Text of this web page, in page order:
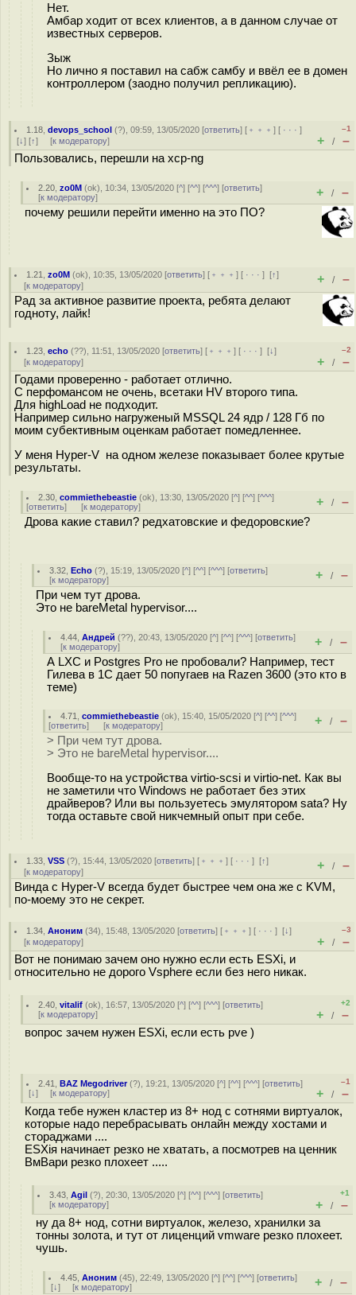
Нет.
Амбар ходит от всех клиентов, а в данном случае от
известных серверов.
Зыж
Но лично я поставил на сабж самбу и ввёл ее в домен
контроллером (заодно получил репликацию).
1.18 ,devops_school (?), 09:59, 13/05/2020 [ответить] [ ﹢﹢﹢] [ · · ·]
[↓] [↑] [к модератору]
–1
+ / –
Пользовались, перешли на xcp-ng
2.20 ,zo0M (ok), 10:34, 13/05/2020 [^] [^^] [^^^] [ответить]
[к модератору] + / –
почему решили перейти именно на это ПО?
1.21 ,zo0M (ok), 10:35, 13/05/2020 [ответить] [ ﹢﹢﹢] [ · · ·][↑]
[к модератору] + / –
Рад за активное развитие проекта, ребята делают
годноту, лайк!
1.23 ,echo (??), 11:51, 13/05/2020 [ответить] [ ﹢﹢﹢] [ · · ·][↓]
[к модератору]
–2
+ / –
Годами проверенно - работает отлично.
С перфомансом не очень, всетаки HV второго типа.
Для highLoad не подходит.
Например сильно нагруженый MSSQL 24 ядр / 128 Гб по
моим субективным оценкам работает помедленнее.
У меня Hyper-V на одном железе показывает более крутые
результаты.
2.30 ,commiethebeastie (ok), 13:30, 13/05/2020 [^] [^^] [^^^]
[ответить] [к модератору] + / –
Дрова какие ставил? редхатовские и федоровские?
3.32 ,Echo (?), 15:19, 13/05/2020 [^] [^^] [^^^] [ответить]
[к модератору] + / –
При чем тут дрова.
Это не bareMetal hypervisor....
4.44 ,Андрей (??), 20:43, 13/05/2020 [^] [^^] [^^^] [ответить]
[к модератору] + / –
А LXC и Postgres Pro не пробовали? Например, тест
Гилева в 1С дает 50 попугаев на Razen 3600 (это кто в
теме)
4.71 ,commiethebeastie (ok), 15:40, 15/05/2020 [^] [^^] [^^^]
[ответить] [к модератору] + / –
> При чем тут дрова.
> Это не bareMetal hypervisor....
Вообще-то на устройства virtio-scsi и virtio-net. Как вы
не заметили что Windows не работает без этих
драйверов? Или вы пользуетесь эмулятором sata? Ну
тогда оставьте свой никчемный опыт при себе.
1.33 ,VSS (?), 15:44, 13/05/2020 [ответить] [ ﹢﹢﹢] [ · · ·][↑]
[к модератору] + / –
Винда c Hyper-V всегда будет быстрее чем она же с KVM,
по-моему это не секрет.
1.34 ,Аноним (34), 15:48, 13/05/2020 [ответить] [ ﹢﹢﹢] [ · · ·][↓]
[к модератору]
–3
+ / –
Вот не понимаю зачем оно нужно если есть ESXi, и
относительно не дорого Vsphere если без него никак.
2.40 ,vitalif (ok), 16:57, 13/05/2020 [^] [^^] [^^^] [ответить]
[к модератору]
+2
+ / –
вопрос зачем нужен ESXi, если есть pve )
2.41 ,BAZ Megodriver(?), 19:21, 13/05/2020 [^] [^^] [^^^] [ответить]
[↓] [к модератору]
–1
+ / –
Когда тебе нужен кластер из 8+ нод с сотнями виртуалок,
которые надо перебрасывать онлайн между хостами и
стораджами ....
ЕSXiя начинает резко не хватать, а посмотрев на ценник
ВмВари резко плохеет .....
3.43 ,Agil (?), 20:30, 13/05/2020 [^] [^^] [^^^] [ответить]
[к модератору]
+1
+ / –
ну да 8+ нод, сотни виртуалок, железо, хранилки за
тонны золота, и тут от лиценций vmware резко плохеет.
чушь.
4.45 ,Аноним (45), 22:49, 13/05/2020 [^] [^^] [^^^] [ответить]
[↓] [к модератору] + / –